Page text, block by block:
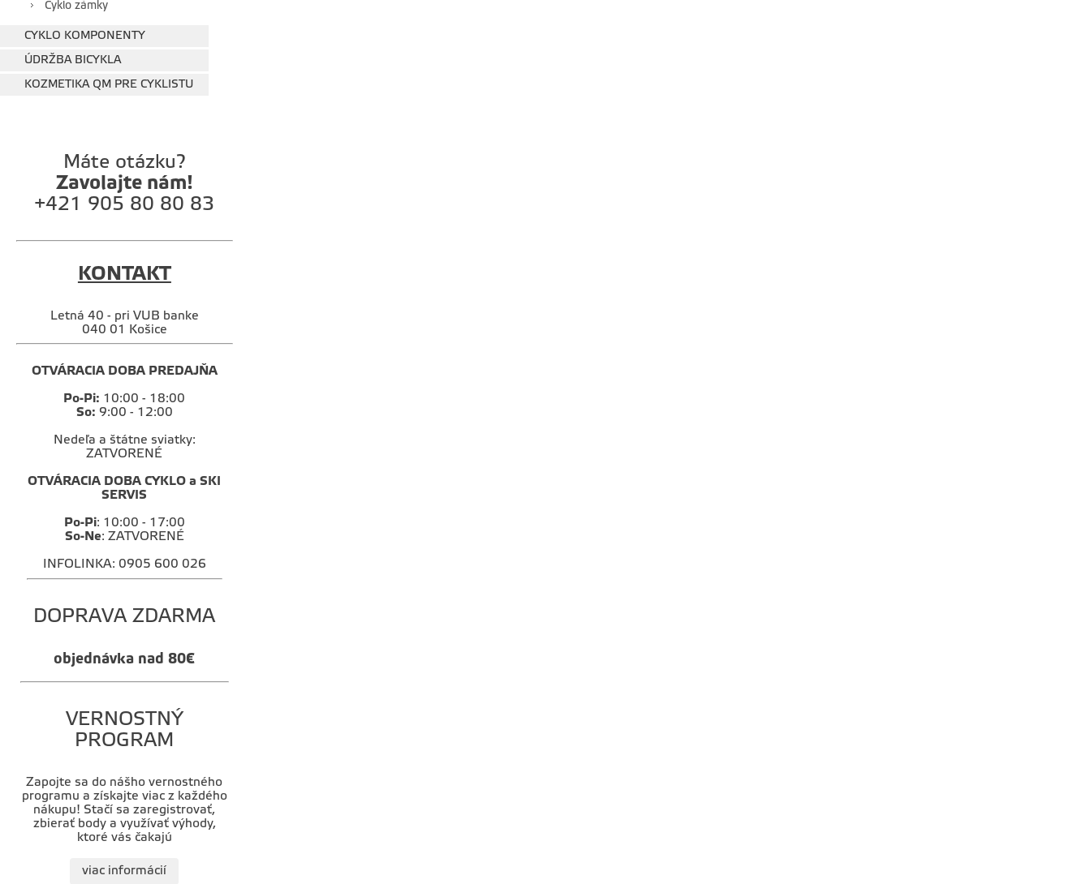
Cyklo zámky
CYKLO KOMPONENTY
ÚDRŽBA BICYKLA
KOZMETIKA QM PRE CYKLISTU
Máte otázku?
Zavolajte nám!
+421 905 80 80 83
KONTAKT
Letná 40 - pri VUB banke
040 01 Košice
OTVÁRACIA DOBA PREDAJŇA
Po-Pi: 10:00 - 18:00
So: 9:00 - 12:00
Nedeľa a štátne sviatky:
ZATVORENÉ
OTVÁRACIA DOBA CYKLO a SKI
SERVIS
Po-Pi: 10:00 - 17:00
So-Ne: ZATVORENÉ
INFOLINKA: 0905 600 026
DOPRAVA ZDARMA
objednávka nad 80€
VERNOSTNÝ
PROGRAM
Zapojte sa do nášho vernostného
programu a získajte viac z každého
nákupu! Stačí sa zaregistrovať,
zbierať body a využívať výhody,
ktoré vás čakajú
viac informácií